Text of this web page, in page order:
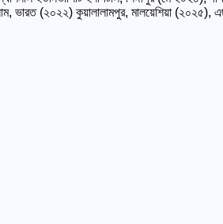
(২০২২) কুয়ালালামপুর, মালয়েশিয়া (২০২৫),